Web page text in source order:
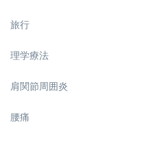
旅行
理学療法
肩関節周囲炎
腰痛